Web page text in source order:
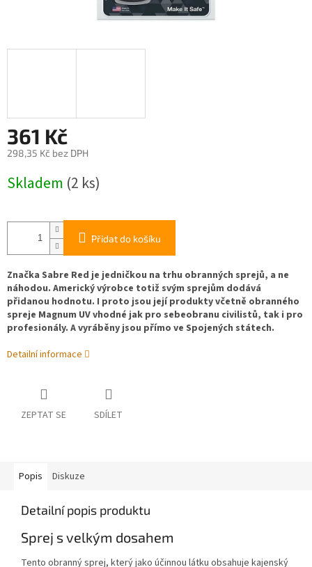
361 Kč
298,35 Kč bez DPH
cena:
Skladem (2 ks)
Přidat do košíku
Značka Sabre Red je jedničkou na trhu obranných sprejů, a ne
náhodou. Americký výrobce totiž svým sprejům dodává
přidanou hodnotu. I proto jsou její produkty včetně obranného
spreje Magnum UV vhodné jak pro sebeobranu civilistů, tak i pro
profesionály. A vyráběny jsou přímo ve Spojených státech.
Detailní informace
ZEPTAT SE SDÍLET
Popis Diskuze
Detailní popis produktu
Sprej s velkým dosahem
Tento obranný sprej, který jako účinnou látku obsahuje kajenský